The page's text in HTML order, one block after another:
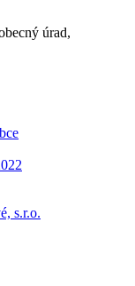
úrad,
s.r.o.